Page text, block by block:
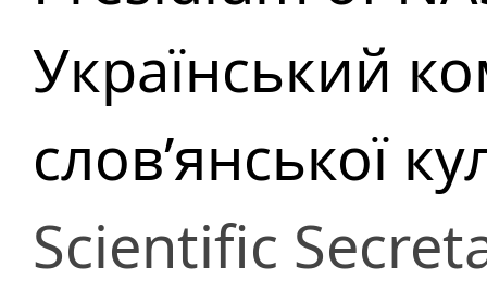
Український
слов’янської
Scientific